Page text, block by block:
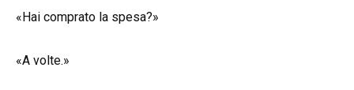
«Hai comprato la spesa?»
«A volte.»